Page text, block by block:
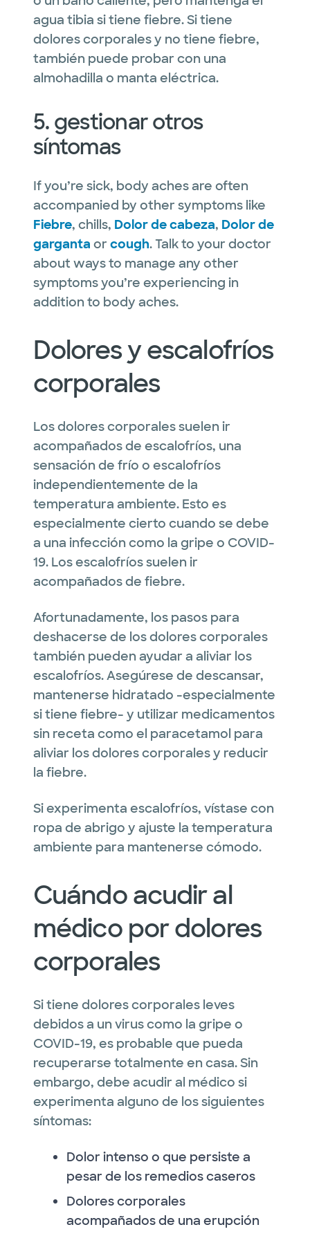
agua tibia si tiene fiebre. Si tiene
dolores corporales y no tiene fiebre,
también puede probar con una
almohadilla o manta eléctrica.
5. gestionar otros
síntomas
If you’re sick, body aches are often
accompanied by other symptoms like
Fiebre, chills, Dolor de cabeza, Dolor de
garganta or cough. Talk to your doctor
about ways to manage any other
symptoms you’re experiencing in
addition to body aches.
Dolores y escalofríos
corporales
Los dolores corporales suelen ir
acompañados de escalofríos, una
sensación de frío o escalofríos
independientemente de la
temperatura ambiente. Esto es
especialmente cierto cuando se debe
a una infección como la gripe o COVID-
19. Los escalofríos suelen ir
acompañados de fiebre.
Afortunadamente, los pasos para
deshacerse de los dolores corporales
también pueden ayudar a aliviar los
escalofríos. Asegúrese de descansar,
mantenerse hidratado -especialmente
si tiene fiebre- y utilizar medicamentos
sin receta como el paracetamol para
aliviar los dolores corporales y reducir
la fiebre.
Si experimenta escalofríos, vístase con
ropa de abrigo y ajuste la temperatura
ambiente para mantenerse cómodo.
Cuándo acudir al
médico por dolores
corporales
Si tiene dolores corporales leves
debidos a un virus como la gripe o
COVID-19, es probable que pueda
recuperarse totalmente en casa. Sin
embargo, debe acudir al médico si
experimenta alguno de los siguientes
síntomas:
Dolor intenso o que persiste a
pesar de los remedios caseros
Dolores corporales
acompañados de una erupción